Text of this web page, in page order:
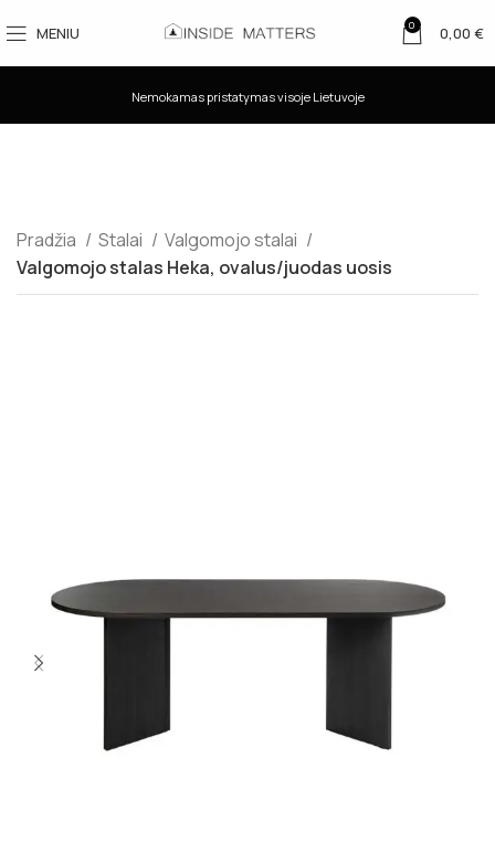
MENIU 0 0,00 €
Nemokamas pristatymas visoje Lietuvoje
Pradžia Stalai
Valgomojo stalai
Valgomojo stalas Heka, ovalus/juodas uosis